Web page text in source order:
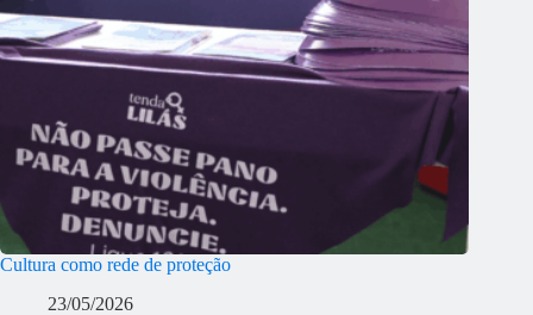
Cultura como rede de proteção
23/05/2026